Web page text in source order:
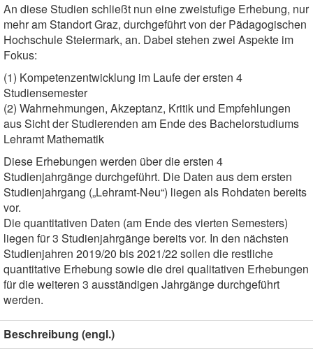
An diese Studien schließt nun eine zweistufige Erhebung, nur
mehr am Standort Graz, durchgeführt von der Pädagogischen
Hochschule Steiermark, an. Dabei stehen zwei Aspekte im
Fokus:
(1) Kompetenzentwicklung im Laufe der ersten 4
Studiensemester
(2) Wahrnehmungen, Akzeptanz, Kritik und Empfehlungen
aus Sicht der Studierenden am Ende des Bachelorstudiums
Lehramt Mathematik
Diese Erhebungen werden über die ersten 4
Studienjahrgänge durchgeführt. Die Daten aus dem ersten
Studienjahrgang („Lehramt-Neu“) liegen als Rohdaten bereits
vor.
Die quantitativen Daten (am Ende des vierten Semesters)
liegen für 3 Studienjahrgänge bereits vor. In den nächsten
Studienjahren 2019/20 bis 2021/22 sollen die restliche
quantitative Erhebung sowie die drei qualitativen Erhebungen
für die weiteren 3 ausständigen Jahrgänge durchgeführt
werden.
Beschreibung (engl.)